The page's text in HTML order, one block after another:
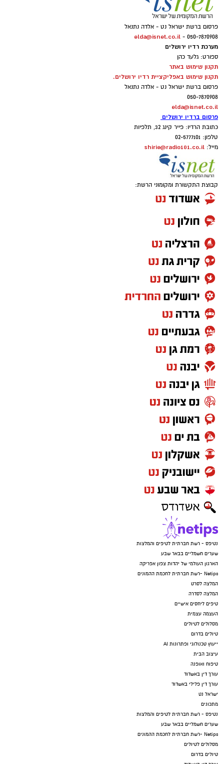
פרסום ברשת ישראל נט - אלדה נתנאל
050-7870908 -
elda@isnet.co.il
מערכת רדיו ירושלים
ספורט: גלעד כהן
תקנון שימוש באתר
תקנון שימוש באפליקציית רדיו ירושלים.
פרסום ברשת ישראל נט - אלדה נתנאל
050-7870908
elda@isnet.co.il
פרסום ברדיו ירושלים
כתובת הרדיו: פייר קינג 32, תלפיות
טלפון: 02-5777101
מייל: shirie@radio101.co.il
קבוצת התקשורת ומקומוני הרשת:
נטיפס - רשת חברתית לטיפים והמלצות
שערים חשמליים בבאר שבע
הארגון העולמי של יהדות צפון אפריקה
Netips -רשת חברתית לחכמת ההמונים
המלצה לסרט
המלצה לסדרה
טיפים ליחסים אישיים
העצמה עצמית
מסלולים לטיולים
טיולים בדרום
ייעוץ טכנולוגי ופתרונות AI
עיצוב הבית
טיפוח ואופנה
עורך דין באשדוד
עורך דין פלילי באשדוד
ישראל נט
מתכונים
נטיפס - רשת חברתית לטיפים והמלצות
שערים חשמליים בבאר שבע
Netips -רשת חברתית לחכמת ההמונים
מסלולים לטיולים
טיולים בדרום